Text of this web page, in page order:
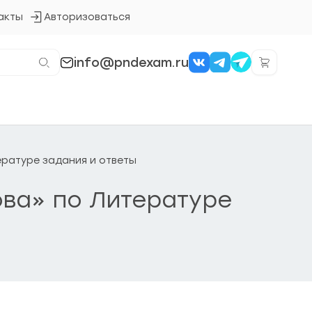
Авторизоваться
Кнопка
info@pndexam.ru
задания и ответы
по Литературе